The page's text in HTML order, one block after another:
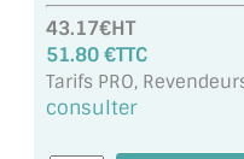
MIROIR DE SALLE DE
MIROIR PAROI DE
43.17€HT
51.80 €TTC
Tarifs PRO,
consulter